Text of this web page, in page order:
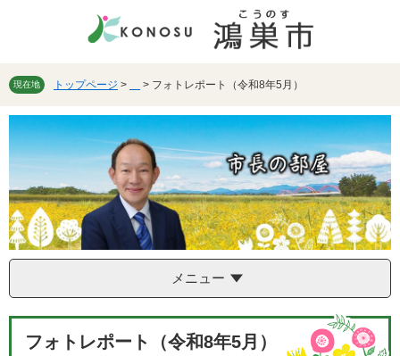
先
で
す。
を
ば
し
て
文
へ
現在地 トップページ > > フォトレポート（令和8年5月）
メニュー
フォトレポート（令和8年5月）